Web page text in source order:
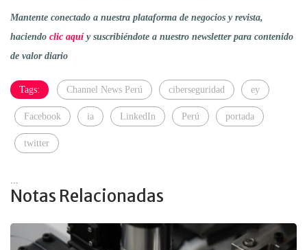
Mantente conectado a nuestra plataforma de negocios y revista,
haciendo clic aquíy suscribiéndote a nuestro newsletter para contenido
de valor diario
Tags: Channel News Perú ciberseguridad ey
Facebook ia LinkedIn Perú portada
twitter
Notas Relacionadas